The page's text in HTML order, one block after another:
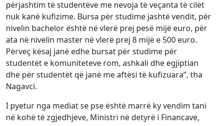
përjashtim të studentëve me nevoja të veçanta të cilët
nuk kanë kufizime. Bursa për studime jashtë vendit, për
nivelin bachelor është në vlerë prej pesë mijë euro, për
ata në nivelin master në vlerë prej 8 mijë e 500 euro.
Përveç kësaj janë edhe bursat për studime për
studentët e komuniteteve rom, ashkali dhe egjiptian
dhe për studentët që janë me aftësi të kufizuara”, tha
Nagavci.
I pyetur nga mediat se pse është marrë ky vendim tani
në kohë të zgjedhjeve, Ministri në detyrë i Financave,